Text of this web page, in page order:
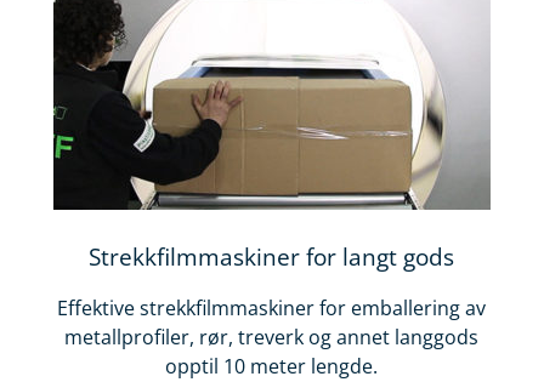
Strekkfilmmaskiner for langt gods
Effektive strekkfilmmaskiner for emballering av
metallprofiler, rør, treverk og annet langgods
opptil 10 meter lengde.